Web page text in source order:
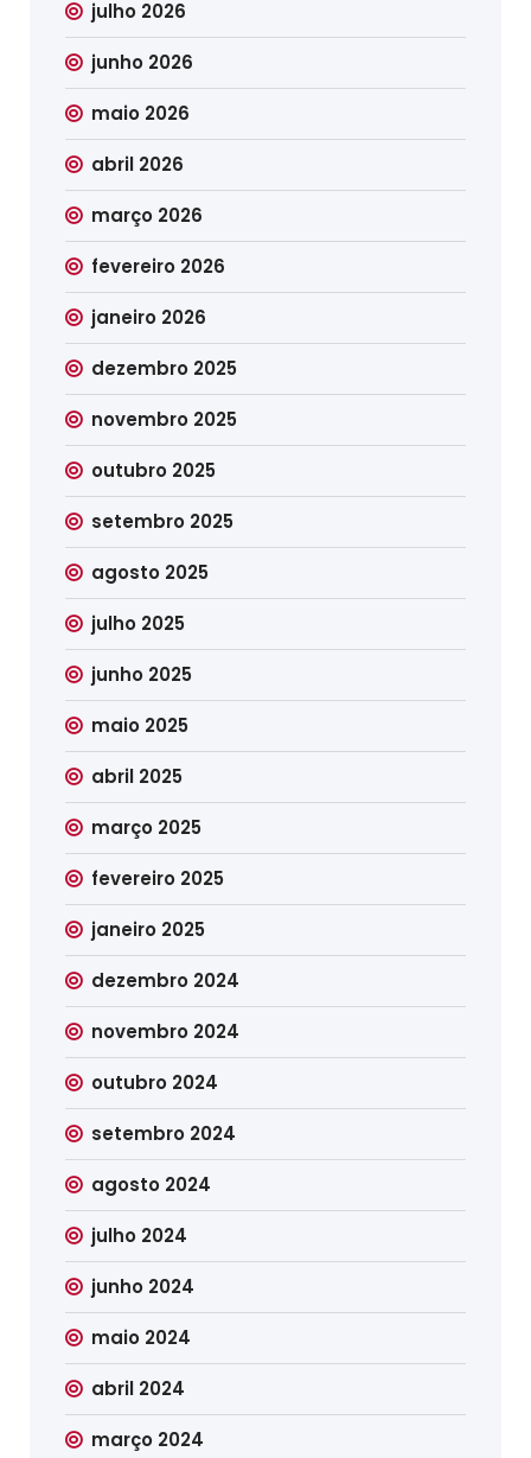
julho 2026
junho 2026
maio 2026
abril 2026
março 2026
fevereiro 2026
janeiro 2026
dezembro 2025
novembro 2025
outubro 2025
setembro 2025
agosto 2025
julho 2025
junho 2025
maio 2025
abril 2025
março 2025
fevereiro 2025
janeiro 2025
dezembro 2024
novembro 2024
outubro 2024
setembro 2024
agosto 2024
julho 2024
junho 2024
maio 2024
abril 2024
março 2024